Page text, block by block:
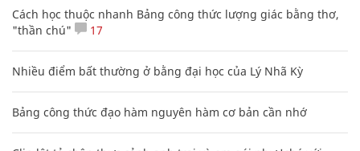
Cách học thuộc nhanh Bảng công thức lượng giác bằng thơ,
"thần chú"
17
Nhiều điểm bất thường ở bằng đại học của Lý Nhã Kỳ
Bảng công thức đạo hàm nguyên hàm cơ bản cần nhớ